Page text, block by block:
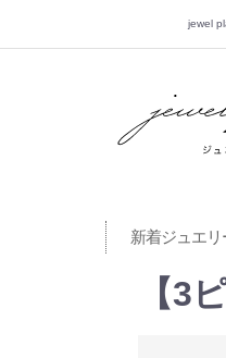
jewel
新着ジュエリ
【3